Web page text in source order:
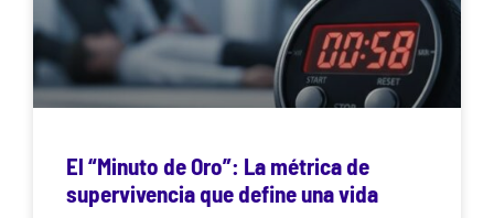
El “Minuto de Oro”: La métrica de
supervivencia que define una vida